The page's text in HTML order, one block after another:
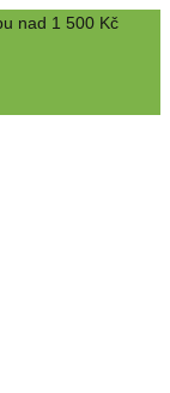
nad 1 500 Kč